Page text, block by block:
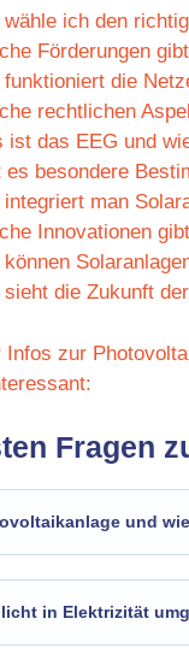
ich den
Förderungen
die
rechtlichen
ist das EEG und
es besondere
man
Innovationen
sieht die Zukunft
Infos zur
Fragen
und
in Elektrizität